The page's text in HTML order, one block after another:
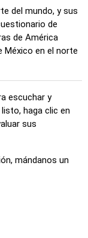
del mundo, y sus
de
de América
México en el norte
escuchar y
haga clic en
sus
mándanos un